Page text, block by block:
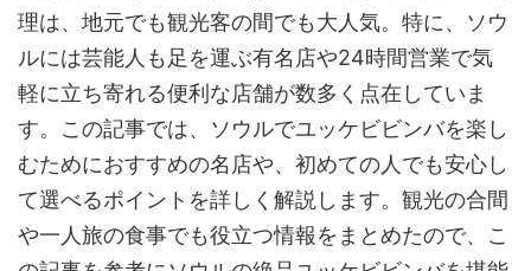
理は、地元でも観光客の間でも大人気。特に、ソウ
ルには芸能人も足を運ぶ有名店や24時間営業で気
軽に立ち寄れる便利な店舗が数多く点在していま
す。この記事では、ソウルでユッケビビンバを楽し
むためにおすすめの名店や、初めての人でも安心し
て選べるポイントを詳しく解説します。観光の合間
や一人旅の食事でも役立つ情報をまとめたので、こ